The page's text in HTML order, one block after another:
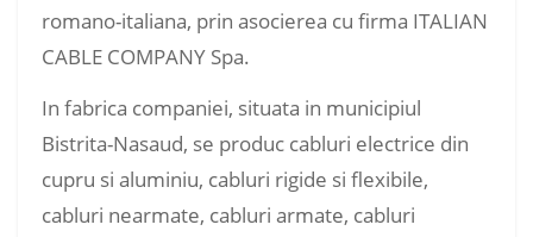
romano-italiana, prin asocierea cu firma ITALIAN
CABLE COMPANY Spa.
In fabrica companiei, situata in municipiul
Bistrita-Nasaud, se produc cabluri electrice din
cupru si aluminiu, cabluri rigide si flexibile,
cabluri nearmate, cabluri armate, cabluri